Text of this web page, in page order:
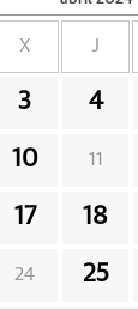
X J
3 4
10 11
17 18
24 25